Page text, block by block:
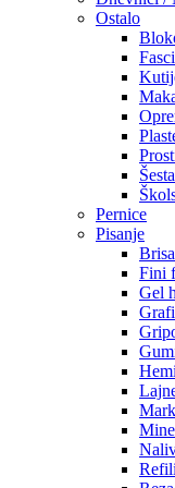
Ostalo
Pernice
Pisanje
Fini
Gel
Mine
Refili